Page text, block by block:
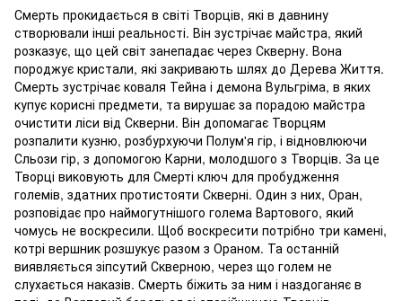
Смерть прокидається в світі Творців, які в давнину
створювали інші реальності. Він зустрічає майстра, який
розказує, що цей світ занепадає через Скверну. Вона
породжує кристали, які закривають шлях до Дерева Життя.
Смерть зустрічає коваля Тейна і демона Вульгріма, в яких
купує корисні предмети, та вирушає за порадою майстра
очистити ліси від Скверни. Він допомагає Творцям
розпалити кузню, розбурхуючи Полум'я гір, і відновлюючи
Сльози гір, з допомогою Карни, молодшого з Творців. За це
Творці виковують для Смерті ключ для пробудження
големів, здатних протистояти Скверні. Один з них, Оран,
розповідає про наймогутнішого голема Вартового, який
чомусь не воскресили. Щоб воскресити потрібно три камені,
котрі вершник розшукує разом з Ораном. Та останній
виявляється зіпсутий Скверною, через що голем не
слухається наказів. Смерть біжить за ним і наздоганяє в